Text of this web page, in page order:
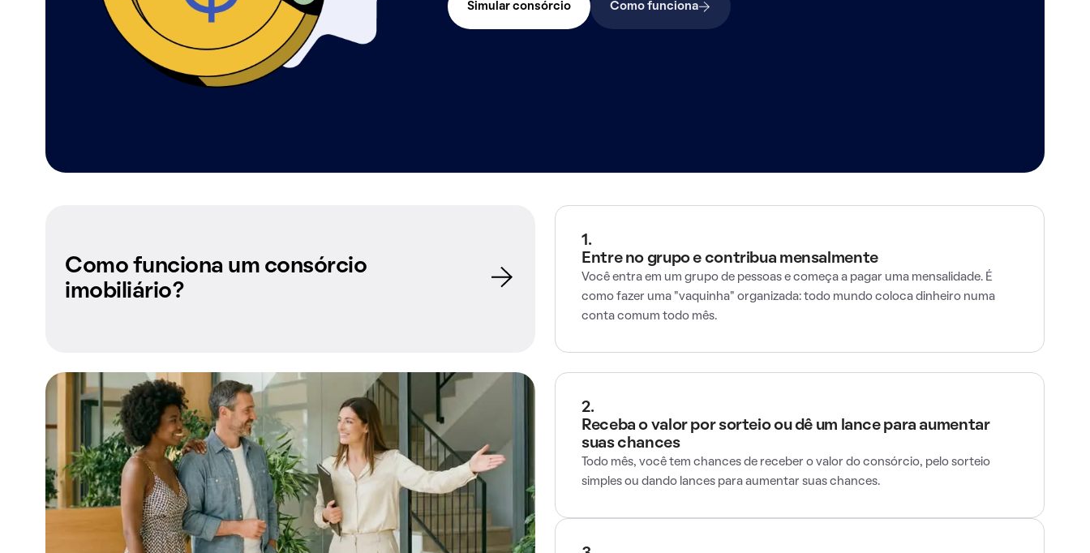
Simular consórcio Como funciona
Como funciona um consórcio
imobiliário?
1.
Entre no grupo e contribua mensalmente
Você entra em um grupo de pessoas e começa a pagar uma mensalidade. É
como fazer uma "vaquinha" organizada: todo mundo coloca dinheiro numa
conta comum todo mês.
2.
Receba o valor por sorteio ou dê um lance para aumentar
suas chances
Todo mês, você tem chances de receber o valor do consórcio, pelo sorteio
simples ou dando lances para aumentar suas chances.